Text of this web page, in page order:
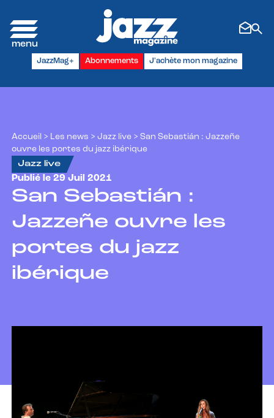
JazzMag+ Abonnements J'achète mon magazine
Accueil > Les news > Jazz live > San Sebastián : Jazzeñe
ouvre les portes du jazz ibérique
Jazz live
Publié le 29 Juil 2021
San Sebastián :
Jazzeñe ouvre les
portes du jazz
ibérique